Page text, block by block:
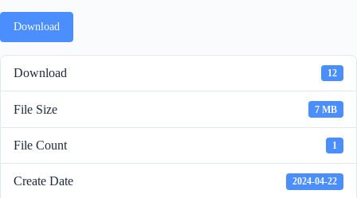
Download
Download 12
File Size 7 MB
File Count 1
Create Date 2024-04-22